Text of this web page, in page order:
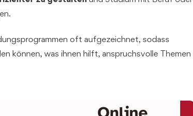
oft aufgezeichnet, sodass
können, was ihnen hilft, anspruchsvolle Themen